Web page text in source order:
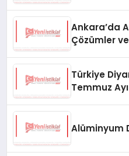
Ankara’da
Çözümler
Türkiye
Temmuz
Alüminyum